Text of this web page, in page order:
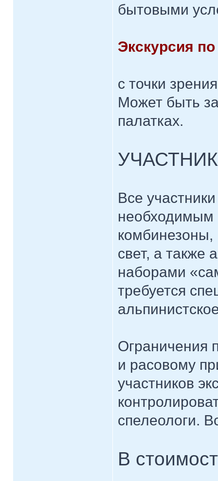
бытовыми
Экскурсия
с точки
Может быть
палатках.
Все
необходимым
комбинезоны,
свет, а также
наборами
требуется
Ограничения
и расовому
участников
спелеологи.
В